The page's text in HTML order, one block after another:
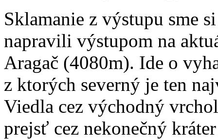
Sklamanie z výstupu sme
napravili výstupom na
Aragač (4080m). Ide o
z ktorých severný je ten
Viedla cez východný
prejsť cez nekonečný